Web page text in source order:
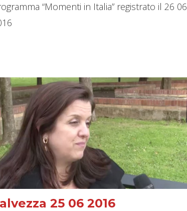
“Momenti in Italia” registrato il 26 06
25 06 2016